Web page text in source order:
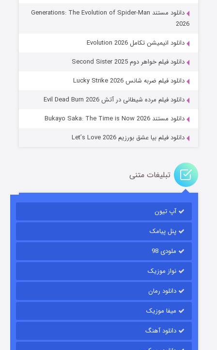
جادوگری در مغولستان
باب اسفنجی فصل ۱۷
قسمت۶ (زیرنویس) منتشر شد
قسمت۱۵ (دوبله) منتشر شد
دانلود مستند Generations: The Evolution of Spider-Man
2026
دانلود انیمیشن تکامل Evolution 2026
دانلود فیلم خواهر دوم Second Sister 2025
دانلود فیلم ضربه شانس Lucky Strike 2026
دانلود فیلم مرده شیطانی در آتش Evil Dead Burn 2026
دانلود مستند Bukayo Saka: The Time is Now 2026
دانلود فیلم بیا عشق بورزیم Let’s Love 2026
تبلیغات متنی
آپ تیون
پنل پیامک
ملودی 98
نواز موزیک
دانلود رمان
میفا موزیک
دانلود آهنگ